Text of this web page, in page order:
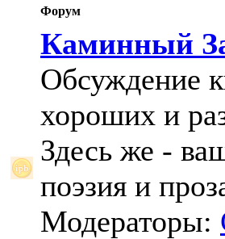
Форум
Каминный
Обсуждение
хороших и
Здесь же -
поэзия и
Модераторы: